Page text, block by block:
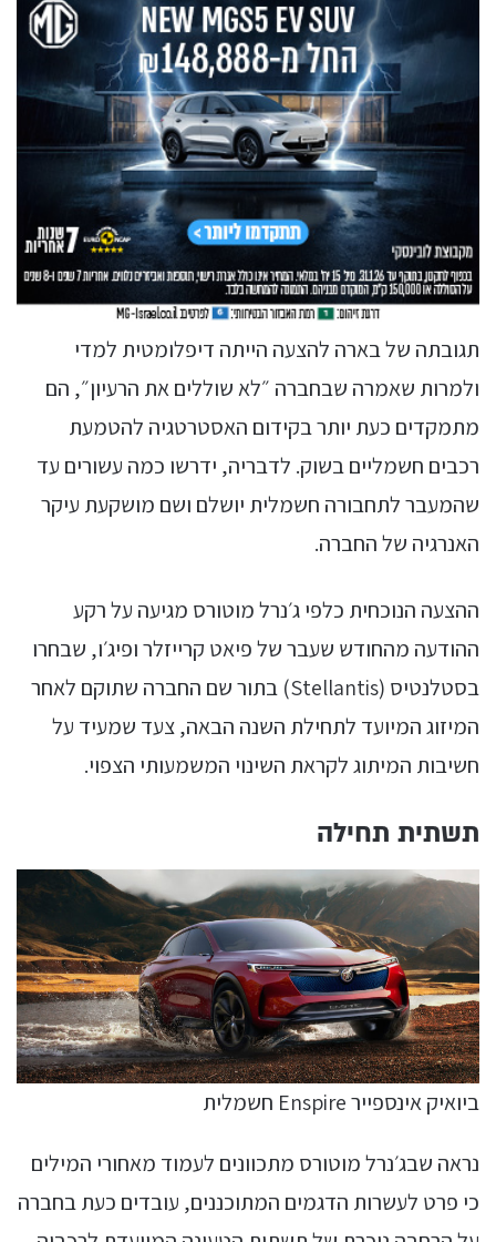
תגובתה של בארה להצעה הייתה דיפלומטית למדי
ולמרות שאמרה שבחברה ״לא שוללים את הרעיון״, הם
מתמקדים כעת יותר בקידום האסטרטגיה להטמעת
רכבים חשמליים בשוק. לדבריה, ידרשו כמה עשורים עד
שהמעבר לתחבורה חשמלית יושלם ושם מושקעת עיקר
האנרגיה של החברה.
ההצעה הנוכחית כלפי ג׳נרל מוטורס מגיעה על רקע
ההודעה מהחודש שעבר של פיאט קרייזלר ופיג׳ו, שבחרו
בסטלנטיס (Stellantis) בתור שם החברה שתוקם לאחר
המיזוג המיועד לתחילת השנה הבאה, צעד שמעיד על
חשיבות המיתוג לקראת השינוי המשמעותי הצפוי.
תשתית תחילה
ביואיק אינספייר Enspire חשמלית
נראה שבג׳נרל מוטורס מתכוונים לעמוד מאחורי המילים
כי פרט לעשרות הדגמים המתוכננים, עובדים כעת בחברה